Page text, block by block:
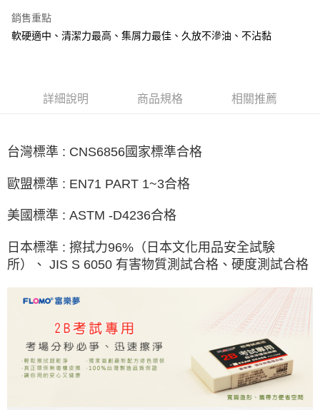
悠遊付
AFTEE先享後付是「在收到商品之後才付款」的支付方式。 讓您購物簡單
便利好安心！
３．安心：先確認商品／服務後，再付款。
１．於結帳方式選擇「AFTEE先享後付」後，將跳轉至「AFTEE先享後付」
２．訂單成立數日內，您將收到繳費通知簡訊。
３．收到繳費通知簡訊後14天內，點擊此簡訊中的連結，可透過四大超商／
※ 請注意：結帳手續完成當下不需立刻繳費，但若您需要取消訂單，請聯絡
購買商品的店家。未經商家同意取消之訂單仍視為有效，需透過AFTEE先享
後付繳納相關費用。
※ 交易是否成功請以「AFTEE先享後付 」之結帳頁面顯示為準，若有關於
是否繳費成功／繳費後需取消欲退款等相關疑問，請聯繫「AFTEE先享後付
https://netprotections.freshdesk.com/support/home
【注意事項】
１．透過由恩沛科技股份有限公司提供之「AFTEE先享後付」服務完成之交
易，需依本服務之必要範圍內提供個人資料，並將交易相關給付款項請求債
權轉讓予恩沛科技股份有限公司。
ATM付款
全家取貨付款
每筆NT$80，滿NT$666(含以上)免運費
宅配
每筆NT$80，滿NT$666(含以上)免運費
離島宅配
每筆NT$280
銷售重點
軟硬適中、清潔力最高、集屑力最佳、久放不滲油、不沾黏
詳細說明 商品規格 相關推薦
台灣標準 : CNS6856國家標準合格
歐盟標準 : EN71 PART 1~3合格
美國標準 : ASTM -D4236合格
日本標準 : 擦拭力96%（日本文化用品安全試験
所）、 JIS S 6050 有害物質測試合格、硬度測試合格